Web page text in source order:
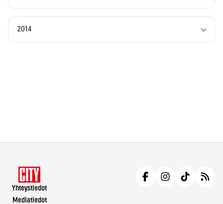
2014
Yhteystiedot
Mediatiedot